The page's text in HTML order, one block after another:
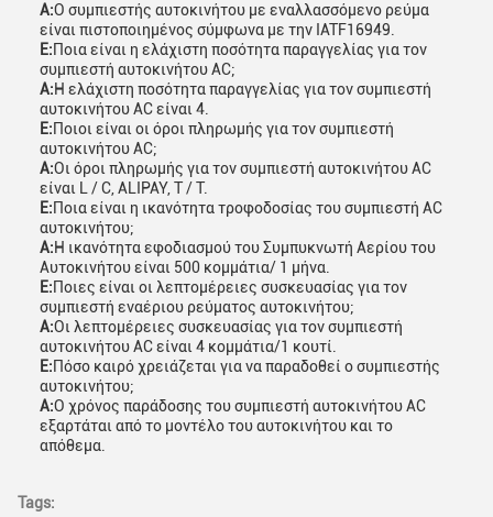
Α:Ο συμπιεστής αυτοκινήτου με εναλλασσόμενο ρεύμα
είναι πιστοποιημένος σύμφωνα με την IATF16949.
Ε:Ποια είναι η ελάχιστη ποσότητα παραγγελίας για τον
συμπιεστή αυτοκινήτου AC;
Α:Η ελάχιστη ποσότητα παραγγελίας για τον συμπιεστή
αυτοκινήτου AC είναι 4.
Ε:Ποιοι είναι οι όροι πληρωμής για τον συμπιεστή
αυτοκινήτου AC;
Α:Οι όροι πληρωμής για τον συμπιεστή αυτοκινήτου AC
είναι L / C, ALIPAY, T / T.
Ε:Ποια είναι η ικανότητα τροφοδοσίας του συμπιεστή AC
αυτοκινήτου;
Α:Η ικανότητα εφοδιασμού του Συμπυκνωτή Αερίου του
Αυτοκινήτου είναι 500 κομμάτια/ 1 μήνα.
Ε:Ποιες είναι οι λεπτομέρειες συσκευασίας για τον
συμπιεστή εναέριου ρεύματος αυτοκινήτου;
Α:Οι λεπτομέρειες συσκευασίας για τον συμπιεστή
αυτοκινήτου AC είναι 4 κομμάτια/1 κουτί.
Ε:Πόσο καιρό χρειάζεται για να παραδοθεί ο συμπιεστής
αυτοκινήτου;
Α:Ο χρόνος παράδοσης του συμπιεστή αυτοκινήτου AC
εξαρτάται από το μοντέλο του αυτοκινήτου και το
απόθεμα.
Tags: